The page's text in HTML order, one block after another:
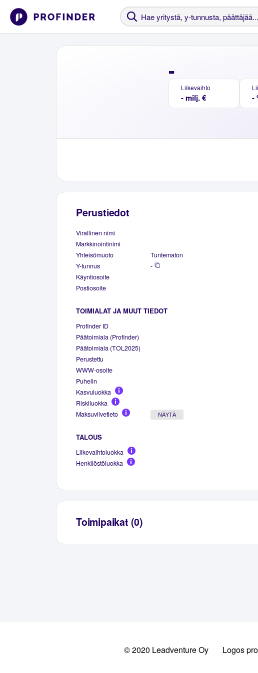
-
Liikevaihto
- milj. € -
Perustiedot
Virallinen nimi
Markkinointinimi
Yhteisömuoto
Tuntematon
Y-tunnus
-
Käyntiosoite
Postiosoite
TOIMIALAT JA MUUT TIEDOT
Profinder ID
Päätoimiala (Profinder)
Päätoimiala (TOL2025)
Perustettu
WWW-osoite
Puhelin
Kasvuluokka
Riskiluokka
Maksuviivetieto
NÄYTÄ
TALOUS
Liikevaihtoluokka
Henkilöstöluokka
Toimipaikat (0)
© 2020 Leadventure Oy Logos